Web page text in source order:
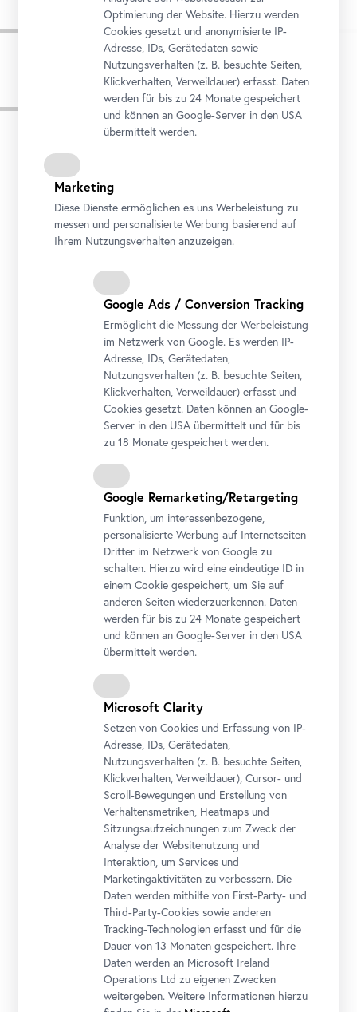
Pressebilder
Schlossgarten Belvedere
Foto: Lukas Schaller / Belvedere, Wien
Goshka Macuga, “I could have gone on flying through space
but I have always loved a window, especially anopen
Courtesy Goshka Macuga, Andrew Kreps Gallery,
MacGarry Gallery, London, Galerie Rüdiger Schöttle, München
Foto: Johannes Stoll / Belvedere, Wien, © Bildrecht, Wien 2023
Optimierung der Website. Hierzu werden
Cookies gesetzt und anonymisierte IP-
Adresse, IDs, Gerätedaten sowie
Nutzungsverhalten (z. B. besuchte Seiten,
Klickverhalten, Verweildauer) erfasst. Daten
werden für bis zu 24 Monate gespeichert
und können an Google-Server in den USA
übermittelt werden.
Marketing
Diese Dienste ermöglichen es uns Werbeleistung zu
messen und personalisierte Werbung basierend auf
Ihrem Nutzungsverhalten anzuzeigen.
Google Ads / Conversion Tracking
Ermöglicht die Messung der Werbeleistung
im Netzwerk von Google. Es werden IP-
Adresse, IDs, Gerätedaten,
Nutzungsverhalten (z. B. besuchte Seiten,
Klickverhalten, Verweildauer) erfasst und
Cookies gesetzt. Daten können an Google-
Server in den USA übermittelt und für bis
zu 18 Monate gespeichert werden.
Google Remarketing/Retargeting
Funktion, um interessenbezogene,
personalisierte Werbung auf Internetseiten
Dritter im Netzwerk von Google zu
schalten. Hierzu wird eine eindeutige ID in
einem Cookie gespeichert, um Sie auf
anderen Seiten wiederzuerkennen. Daten
werden für bis zu 24 Monate gespeichert
und können an Google-Server in den USA
übermittelt werden.
Microsoft Clarity
Setzen von Cookies und Erfassung von IP-
Adresse, IDs, Gerätedaten,
Nutzungsverhalten (z. B. besuchte Seiten,
Klickverhalten, Verweildauer), Cursor- und
Scroll-Bewegungen und Erstellung von
Verhaltensmetriken, Heatmaps und
Sitzungsaufzeichnungen zum Zweck der
Analyse der Websitenutzung und
Interaktion, um Services und
Marketingaktivitäten zu verbessern. Die
Daten werden mithilfe von First-Party- und
Third-Party-Cookies sowie anderen
Tracking-Technologien erfasst und für die
Dauer von 13 Monaten gespeichert. Ihre
Daten werden an Microsoft Ireland
Operations Ltd zu eigenen Zwecken
weitergeben. Weitere Informationen hierzu